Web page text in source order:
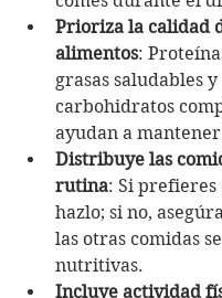
Prioriza la calidad
alimentos:
grasas saludables y
carbohidratos
ayudan a
Distribuye las
rutina: Si prefieres
hazlo; si no,
las otras comidas
nutritivas.
Incluye actividad